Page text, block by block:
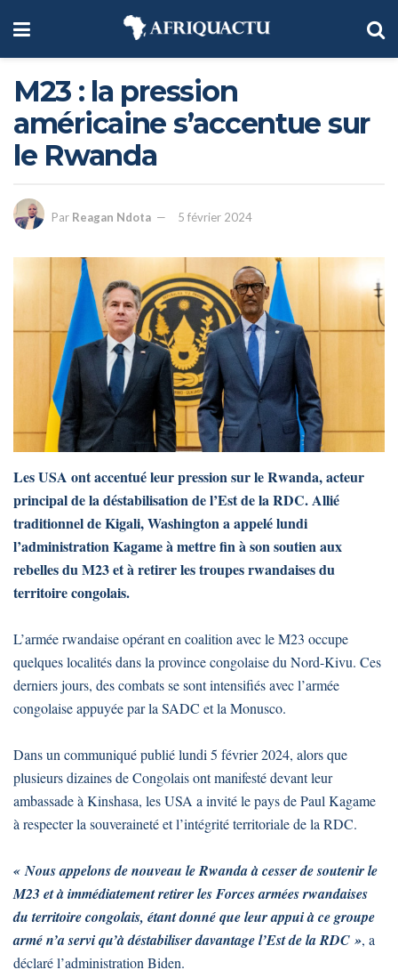
M23 : la pression
américaine s’accentue sur
le Rwanda
Par Reagan Ndota 5 février 2024
Les USA ont accentué leur pression sur le Rwanda, acteur
principal de la déstabilisation de l’Est de la RDC. Allié
traditionnel de Kigali, Washington a appelé lundi
l’administration Kagame à mettre fin à son soutien aux
rebelles du M23 et à retirer les troupes rwandaises du
territoire congolais.
L’armée rwandaise opérant en coalition avec le M23 occupe
quelques localités dans la province congolaise du Nord-Kivu. Ces
derniers jours, des combats se sont intensifiés avec l’armée
congolaise appuyée par la SADC et la Monusco.
Dans un communiqué publié lundi 5 février 2024, alors que
plusieurs dizaines de Congolais ont manifesté devant leur
ambassade à Kinshasa, les USA a invité le pays de Paul Kagame
à respecter la souveraineté et l’intégrité territoriale de la RDC.
« Nous appelons de nouveau le Rwanda à cesser de soutenir le
M23 et à immédiatement retirer les Forces armées rwandaises
du territoire congolais, étant donné que leur appui à ce groupe
armé n’a servi qu’à déstabiliser davantage l’Est de la RDC », a
déclaré l’administration Biden.